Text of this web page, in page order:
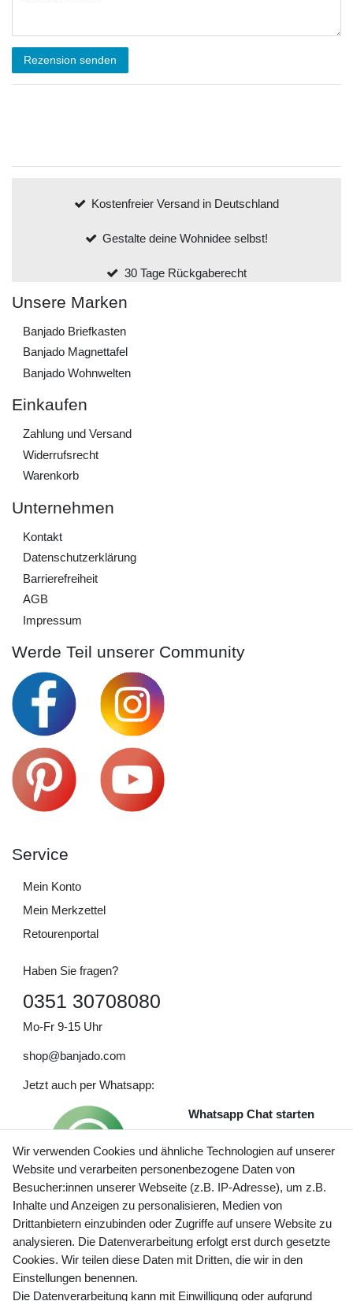
Rezension senden
Kostenfreier Versand in Deutschland
Gestalte deine Wohnidee selbst!
30 Tage Rückgaberecht
Unsere Marken
Banjado Briefkasten
Banjado Magnettafel
Banjado Wohnwelten
Einkaufen
Zahlung und Versand
Widerrufs­recht
Warenkorb
Unternehmen
Kontakt
Daten­schutz­erklärung
Barrierefreiheit
AGB
Impressum
Werde Teil unserer Community
Service
Mein Konto
Mein Merkzettel
Retourenportal
Haben Sie fragen?
0351 30708080
Mo-Fr 9-15 Uhr
shop@banjado.com
Jetzt auch per Whatsapp:
Whatsapp Chat starten
Preisangaben inkl. gesetzl. MwSt. und zzgl. Service- und
Versandkosten
Wir verwenden Cookies und ähnliche Technologien auf unserer
Website und verarbeiten personenbezogene Daten von
Besucher:innen unserer Webseite (z.B. IP-Adresse), um z.B.
Inhalte und Anzeigen zu personalisieren, Medien von
Drittanbietern einzubinden oder Zugriffe auf unsere Website zu
analysieren. Die Datenverarbeitung erfolgt erst durch gesetzte
Cookies. Wir teilen diese Daten mit Dritten, die wir in den
Einstellungen benennen.
Die Datenverarbeitung kann mit Einwilligung oder aufgrund